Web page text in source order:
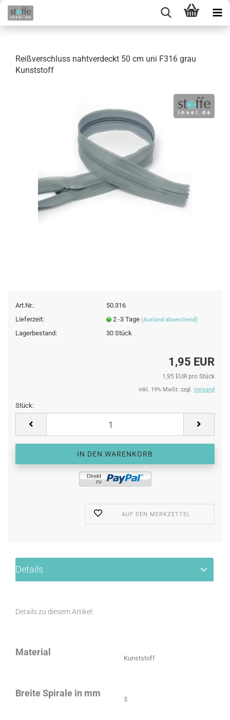
Reißverschluss nahtverdeckt 50 cm uni F316 grau
Kunststoff
Art.Nr.:
50.316
Lieferzeit:
2 -3 Tage (Ausland abweichend)
Lagerbestand: 30 Stück
1,95 EUR
1,95 EUR pro Stück
inkl. 19% MwSt. zzgl. Versand
Stück:
AUF DEN MERKZETTEL
Details
Details zu diesem Artikel:
Material
Kunststoff
Breite Spirale in mm
3